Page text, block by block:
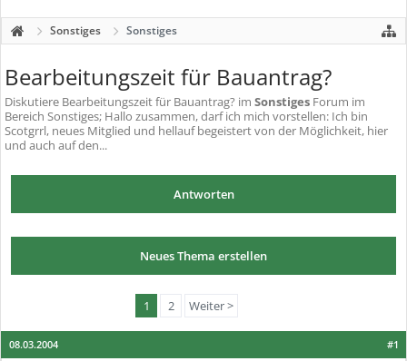
Sonstiges Sonstiges
Bearbeitungszeit für Bauantrag?
Diskutiere Bearbeitungszeit für Bauantrag? im Sonstiges Forum im
Bereich Sonstiges; Hallo zusammen, darf ich mich vorstellen: Ich bin
Scotgrrl, neues Mitglied und hellauf begeistert von der Möglichkeit, hier
und auch auf den...
Antworten
Neues Thema erstellen
1 2 Weiter >
#1
08.03.2004